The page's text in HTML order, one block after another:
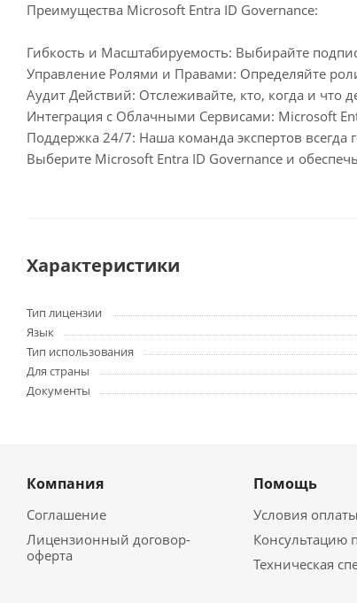
Преимущества Microsoft Entra ID Governance:
Гибкость и Масштабируемость: Выбирайте
Управление Ролями и Правами: Определяйте
Аудит Действий: Отслеживайте, кто, когда и
Интеграция с Облачными Сервисами: Microsoft
Поддержка 24/7: Наша команда экспертов
Выберите Microsoft Entra ID Governance и
Характеристики
Тип лицензии
Язык
Тип использования
Для страны
Документы
Компания
Соглашение
Лицензионный договор-
оферта
Помощь
Условия
Консультацию
Техническая